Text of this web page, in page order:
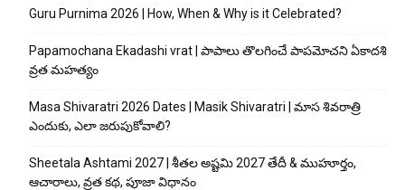
Guru Purnima 2026 | How, When & Why is it Celebrated?
Papamochana Ekadashi vrat | పాపాలు తొలగించే పాపమోచని ఏకాదశి
వ్రత మహత్యం
Masa Shivaratri 2026 Dates | Masik Shivaratri | మాస శివరాత్రి
ఎందుకు, ఎలా జరుపుకోవాలి?
Sheetala Ashtami 2027 | శీతల అష్టమి 2027 తేదీ & ముహూర్తం,
ఆచారాలు, వ్రత కథ, పూజా విధానం